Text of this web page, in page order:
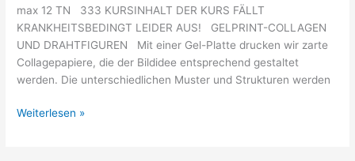
max 12 TN 333 KURSINHALT DER KURS FÄLLT
KRANKHEITSBEDINGT LEIDER AUS! GELPRINT-COLLAGEN
UND DRAHTFIGUREN Mit einer Gel-Platte drucken wir zarte
Collagepapiere, die der Bildidee entsprechend gestaltet
werden. Die unterschiedlichen Muster und Strukturen werden
Weiterlesen »